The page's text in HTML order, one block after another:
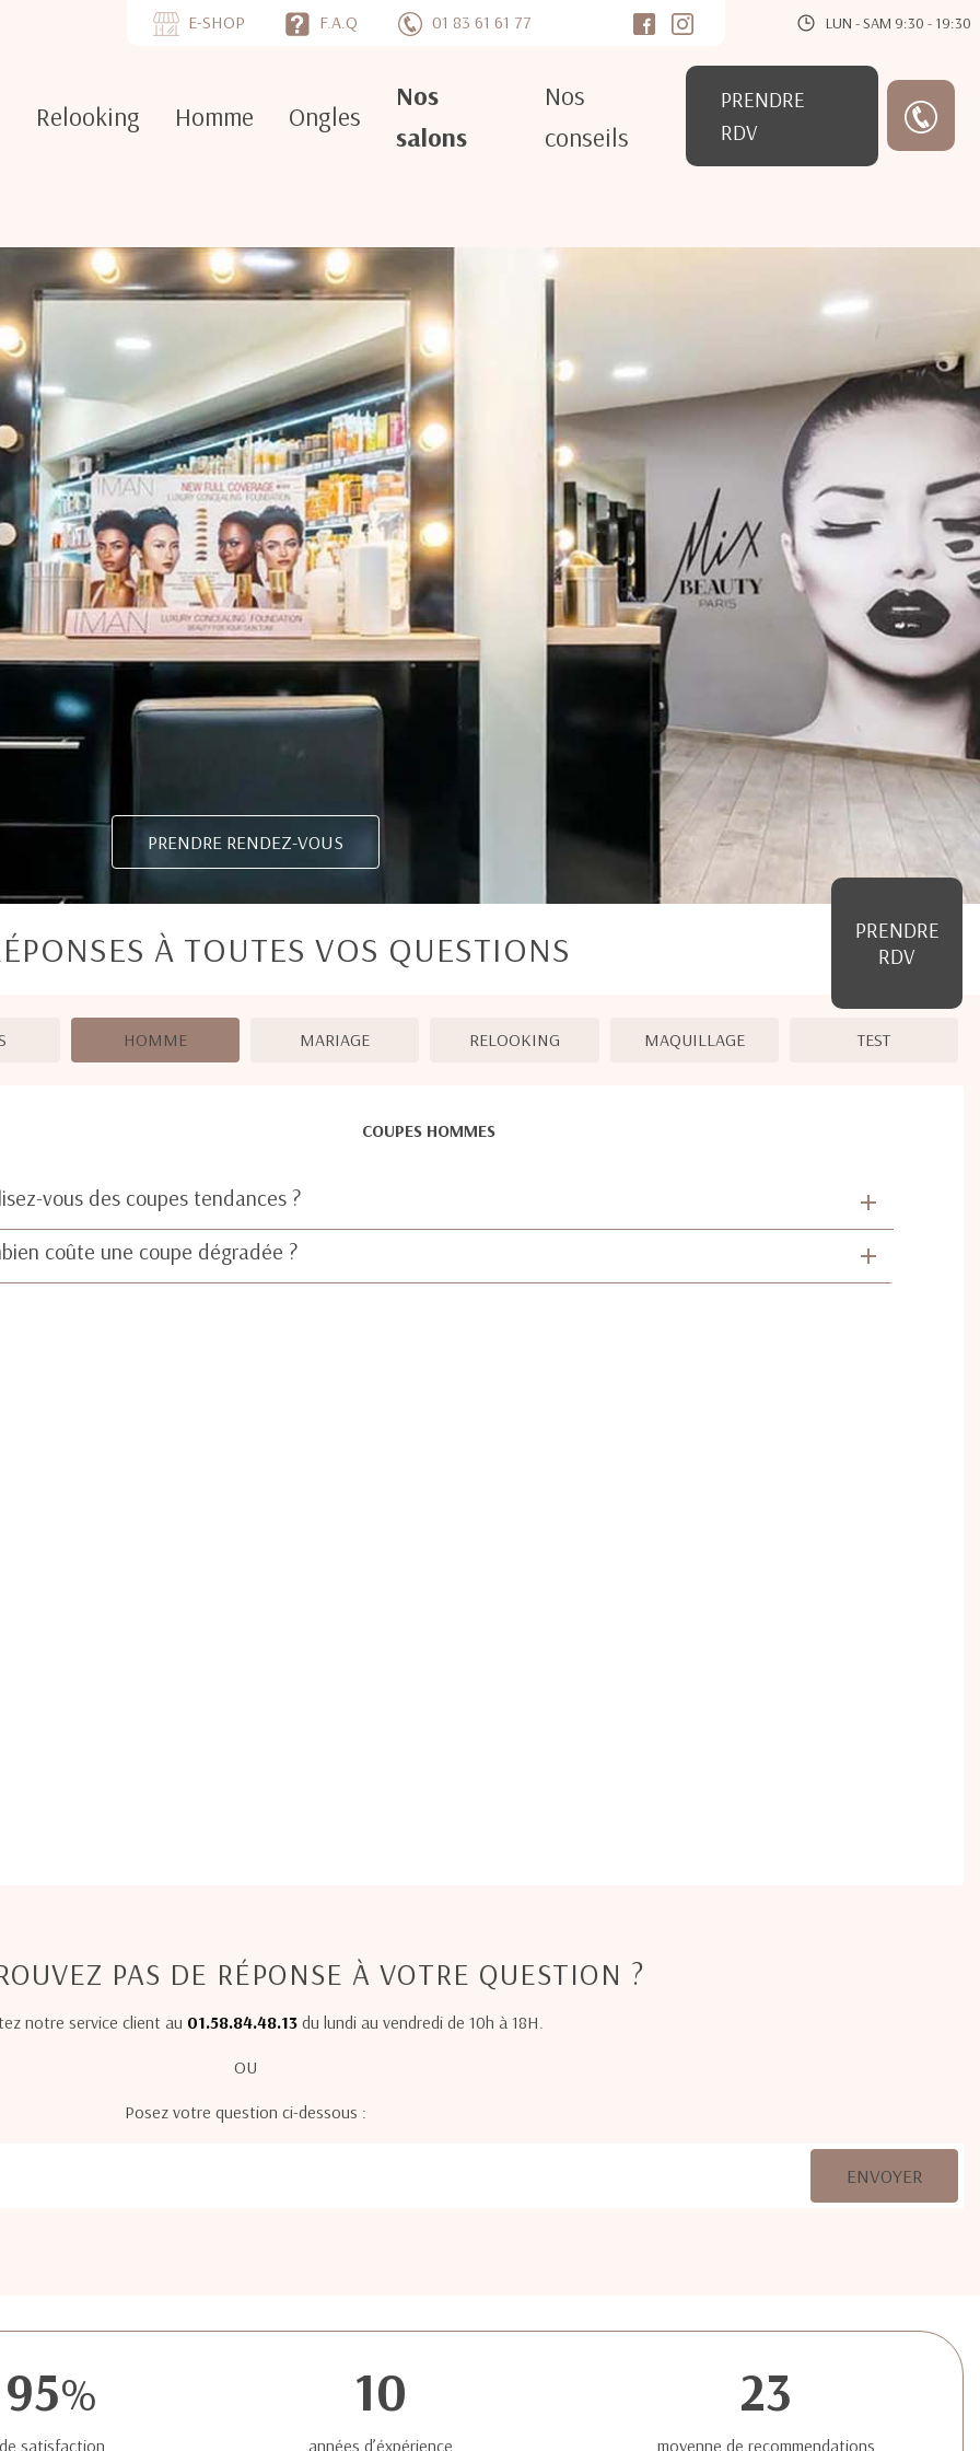
E-SHOP F.A.Q 01 83 61 61 77 LUN - SAM 9:30 - 19:30
Relooking Homme Ongles
Nos
salons
Nos
conseils
PRENDRE
RDV
PRENDRE RENDEZ-VOUS
À TOUTES VOS QUESTIONS
HOMME MARIAGE RELOOKING MAQUILLAGE TEST
COUPES HOMMES
vous des coupes tendances ?
coûte une coupe dégradée ?
PAS DE RÉPONSE À VOTRE QUESTION ?
notre service client au 01.58.84.48.13 du lundi au vendredi de 10h à 18H.
OU
Posez votre question ci-dessous :
ENVOYER
95%
satisfaction
10
années d’éxpérience
23
moyenne de recommendations
PRENDRE
RDV